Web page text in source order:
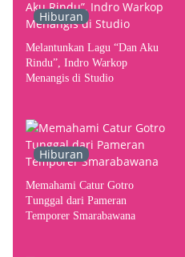
Hiburan
Melantunkan Lagu “Dan Aku
Rindu”, Indro Warkop
Menangis di Studio
Hiburan
Memahami Catur Gotro
Tunggal dari Pameran
Temporer Smarabawana